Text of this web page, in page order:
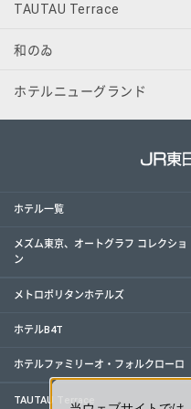
TAUTAU Terrace
和のゐ
ホテルニューグランド
ホテル一覧
メズム東京、オートグラフ コレクショ
ン
メトロポリタンホテルズ
ホテルB4T
ホテルファミリーオ・フォルクローロ
TAUTAU Terrace